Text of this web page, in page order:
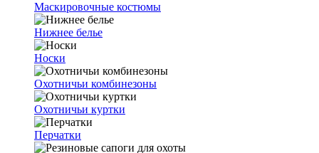
Маскировочные костюмы
Нижнее белье
Носки
Охотничьи комбинезоны
Охотничьи куртки
Перчатки